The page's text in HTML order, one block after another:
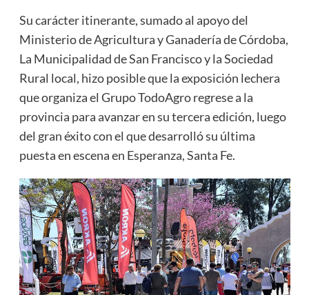
Su carácter itinerante, sumado al apoyo del
Ministerio de Agricultura y Ganadería de Córdoba,
La Municipalidad de San Francisco y la Sociedad
Rural local, hizo posible que la exposición lechera
que organiza el Grupo TodoAgro regrese a la
provincia para avanzar en su tercera edición, luego
del gran éxito con el que desarrolló su última
puesta en escena en Esperanza, Santa Fe.